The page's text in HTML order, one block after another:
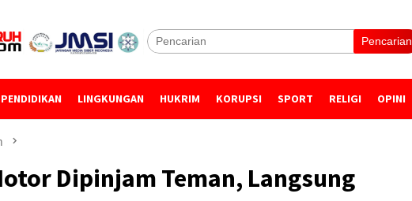
Pencarian
PENDIDIKAN LINGKUNGAN HUKRIM KORUPSI SPORT RELIGI OPINI
Dipinjam Teman, Langsung